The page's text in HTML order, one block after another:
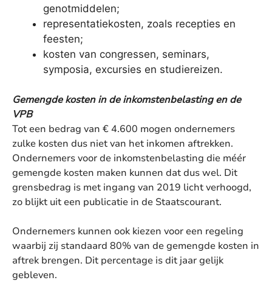
genotmiddelen;
representatiekosten, zoals recepties en
feesten;
kosten van congressen, seminars,
symposia, excursies en studiereizen.
Gemengde kosten in de inkomstenbelasting en de
VPB
Tot een bedrag van € 4.600 mogen ondernemers
zulke kosten dus niet van het inkomen aftrekken.
Ondernemers voor de inkomstenbelasting die méér
gemengde kosten maken kunnen dat dus wel. Dit
grensbedrag is met ingang van 2019 licht verhoogd,
zo blijkt uit een publicatie in de Staatscourant.
Ondernemers kunnen ook kiezen voor een regeling
waarbij zij standaard 80% van de gemengde kosten in
aftrek brengen. Dit percentage is dit jaar gelijk
gebleven.